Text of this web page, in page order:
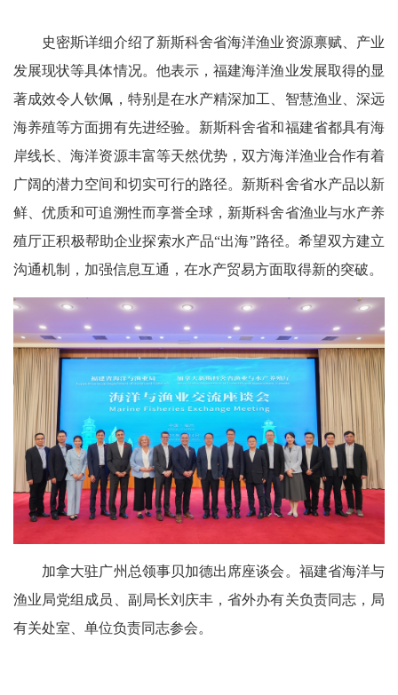
史密斯详细介绍了新斯科舍省海洋渔业资源禀赋、产业
发展现状等具体情况。他表示，福建海洋渔业发展取得的显
著成效令人钦佩，特别是在水产精深加工、智慧渔业、深远
海养殖等方面拥有先进经验。新斯科舍省和福建省都具有海
岸线长、海洋资源丰富等天然优势，双方海洋渔业合作有着
广阔的潜力空间和切实可行的路径。新斯科舍省水产品以新
鲜、优质和可追溯性而享誉全球，新斯科舍省渔业与水产养
殖厅正积极帮助企业探索水产品“出海”路径。希望双方建立
沟通机制，加强信息互通，在水产贸易方面取得新的突破。
加拿大驻广州总领事贝加德出席座谈会。福建省海洋与
渔业局党组成员、副局长刘庆丰，省外办有关负责同志，局
有关处室、单位负责同志参会。